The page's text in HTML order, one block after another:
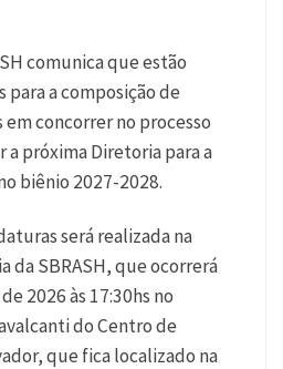
comunica que estão
para a composição de
em concorrer no processo
próxima Diretoria para a
biênio 2027-2028.
será realizada na
da SBRASH, que ocorrerá
2026 às 17:30hs no
do Centro de
que fica localizado na